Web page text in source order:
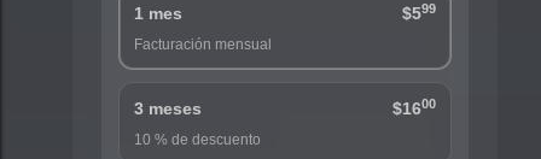
1 mes $599
Facturación mensual
3 meses $1600
10 % de descuento